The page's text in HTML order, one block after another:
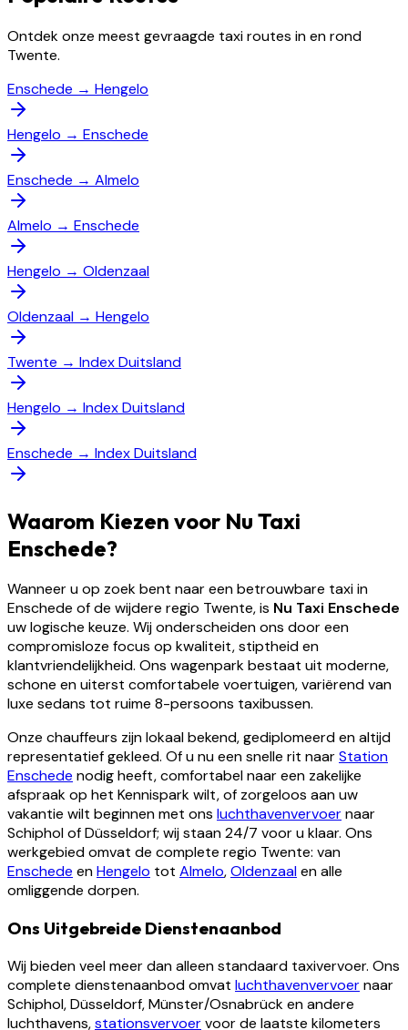
Ontdek onze meest gevraagde taxi routes in en rond
Twente.
Enschede → Hengelo
Hengelo → Enschede
Enschede → Almelo
Almelo → Enschede
Hengelo → Oldenzaal
Oldenzaal → Hengelo
Twente → Index Duitsland
Hengelo → Index Duitsland
Enschede → Index Duitsland
Waarom Kiezen voor Nu Taxi
Enschede?
Wanneer u op zoek bent naar een betrouwbare taxi in
Enschede of de wijdere regio Twente, is Nu Taxi Enschede
uw logische keuze. Wij onderscheiden ons door een
compromisloze focus op kwaliteit, stiptheid en
klantvriendelijkheid. Ons wagenpark bestaat uit moderne,
schone en uiterst comfortabele voertuigen, variërend van
luxe sedans tot ruime 8-persoons taxibussen.
Onze chauffeurs zijn lokaal bekend, gediplomeerd en altijd
representatief gekleed. Of u nu een snelle rit naarStation
Enschede nodig heeft, comfortabel naar een zakelijke
afspraak op het Kennispark wilt, of zorgeloos aan uw
vakantie wilt beginnen met ons luchthavenvervoernaar
Schiphol of Düsseldorf; wij staan 24/7 voor u klaar. Ons
werkgebied omvat de complete regio Twente: van
Enschede enHengelo tot Almelo,Oldenzaalen alle
omliggende dorpen.
Ons Uitgebreide Dienstenaanbod
Wij bieden veel meer dan alleen standaard taxivervoer. Ons
complete dienstenaanbod omvat luchthavenvervoernaar
Schiphol, Düsseldorf, Münster/Osnabrück en andere
luchthavens,stationsvervoervoor de laatste kilometers